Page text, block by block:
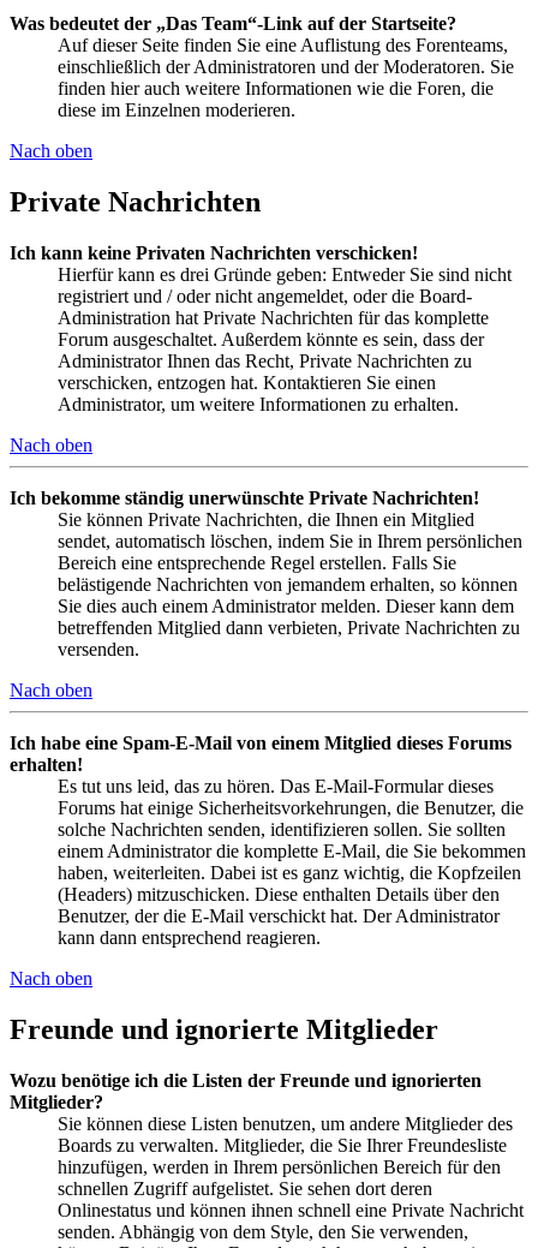
Was bedeutet der „Das Team“-Link auf der Startseite?
Auf dieser Seite finden Sie eine Auflistung des Forenteams,
einschließlich der Administratoren und der Moderatoren. Sie
finden hier auch weitere Informationen wie die Foren, die
diese im Einzelnen moderieren.
Nach oben
Private Nachrichten
Ich kann keine Privaten Nachrichten verschicken!
Hierfür kann es drei Gründe geben: Entweder Sie sind nicht
registriert und / oder nicht angemeldet, oder die Board-
Administration hat Private Nachrichten für das komplette
Forum ausgeschaltet. Außerdem könnte es sein, dass der
Administrator Ihnen das Recht, Private Nachrichten zu
verschicken, entzogen hat. Kontaktieren Sie einen
Administrator, um weitere Informationen zu erhalten.
Nach oben
Ich bekomme ständig unerwünschte Private Nachrichten!
Sie können Private Nachrichten, die Ihnen ein Mitglied
sendet, automatisch löschen, indem Sie in Ihrem persönlichen
Bereich eine entsprechende Regel erstellen. Falls Sie
belästigende Nachrichten von jemandem erhalten, so können
Sie dies auch einem Administrator melden. Dieser kann dem
betreffenden Mitglied dann verbieten, Private Nachrichten zu
versenden.
Nach oben
Ich habe eine Spam-E-Mail von einem Mitglied dieses Forums
erhalten!
Es tut uns leid, das zu hören. Das E-Mail-Formular dieses
Forums hat einige Sicherheitsvorkehrungen, die Benutzer, die
solche Nachrichten senden, identifizieren sollen. Sie sollten
einem Administrator die komplette E-Mail, die Sie bekommen
haben, weiterleiten. Dabei ist es ganz wichtig, die Kopfzeilen
(Headers) mitzuschicken. Diese enthalten Details über den
Benutzer, der die E-Mail verschickt hat. Der Administrator
kann dann entsprechend reagieren.
Nach oben
Freunde und ignorierte Mitglieder
Wozu benötige ich die Listen der Freunde und ignorierten
Mitglieder?
Sie können diese Listen benutzen, um andere Mitglieder des
Boards zu verwalten. Mitglieder, die Sie Ihrer Freundesliste
hinzufügen, werden in Ihrem persönlichen Bereich für den
schnellen Zugriff aufgelistet. Sie sehen dort deren
Onlinestatus und können ihnen schnell eine Private Nachricht
senden. Abhängig von dem Style, den Sie verwenden,